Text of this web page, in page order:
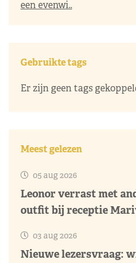
een evenwi..
Gebruikte tags
Er zijn geen tags
Meest gelezen
05 aug 2026
Leonor verrast met
outfit bij receptie
03 aug 2026
Nieuwe lezersvraag: